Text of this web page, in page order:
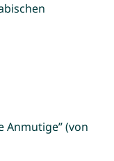
Anmutige” (von